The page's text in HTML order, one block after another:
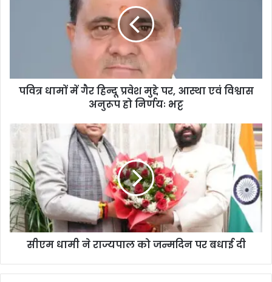
पवित्र धामों में गैर हिन्दू प्रवेश मुद्दे पर, आस्था एवं विश्वास
अनुरूप हो निर्णयः भट्ट
सीएम धामी ने राज्यपाल को जन्मदिन पर बधाई दी